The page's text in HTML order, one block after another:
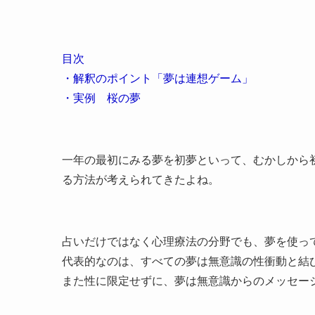
目次
・解釈のポイント「夢は連想ゲーム」
・実例 桜の夢
一年の最初にみる夢を初夢といって、むかしか
る方法が考えられてきたよね。
占いだけではなく心理療法の分野でも、夢を使
代表的なのは、すべての夢は無意識の性衝動と結
また性に限定せずに、夢は無意識からのメッセ